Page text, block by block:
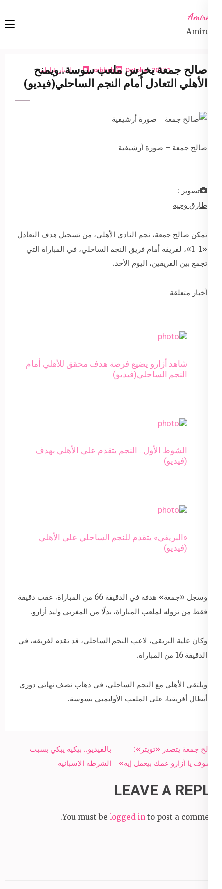
content
Amireta
Amireta
1 October 2017
sabbeh اخبار شاملة
صالح جمعة يخرس ملعب سوسة..ويمنح
الأهلي التعادل أمام النجم الساحلي(فيديو)
صالح جمعة – صورة أرشيفية
تصوير :
طارق وجيه
تمكن صالح جمعة، نجم النادي الأهلي، من تسجيل هدف التعادل
«1-1»، لفريقه أمام فريق النجم الساحلي، في المباراة التي
تجمع بين الفريقين، اليوم الأحد.
أخبار متعلقة
شاهد أزارو يضيع فرصة هدف محقق للأهلي أمام
النجم الساحلي(فيديو)
الشوط الأول.. النجم يتقدم على الأهلي بهدف
(فيديو)
«البريقي» يتقدم للنجم الساحلي على الأهلي
(فيديو)
وسجل «جمعة» هدفه في الدقيقة 66 من المباراة، عقب دقيقة
فقط من نزوله لملعب المباراة، بدلًا من المغربي وليد أزارو.
وكان علية البريقي، لاعب النجم الساحلي، قد تقدم لفريقه، في
الدقيقة 16 من المباراة.
ويلتقي الأهلي مع النجم الساحلي، في ذهاب نصف نهائي دوري
أبطال أفريقيا، على الملعب الأوليمبي بسوسة.
Post
navigation
بالفيديو.. بيكيه يبكي بسبب
الشرطة الإسبانية
صالح جمعة يتصدر «تويتر»:
«شوف يا أزارو عمك بيعمل إيه»
LEAVE A REPLY
You must be logged in to post a comment.